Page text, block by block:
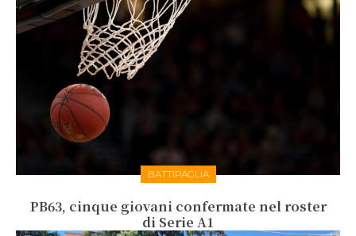
BATTIPAGLIA
PB63, cinque giovani confermate nel roster
di Serie A1